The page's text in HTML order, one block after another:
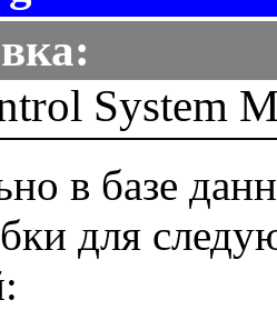
System
в базе
для